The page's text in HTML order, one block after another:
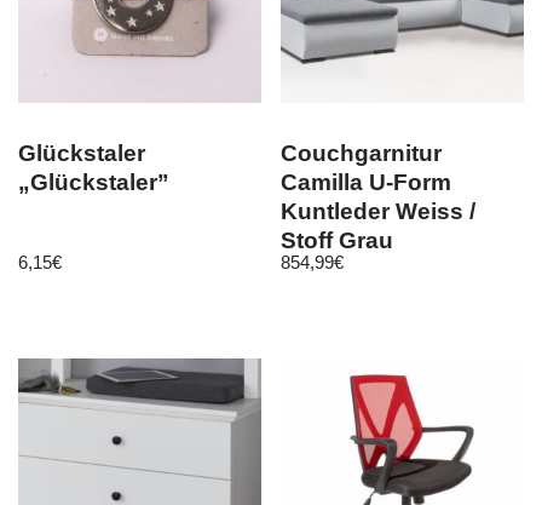
Glückstaler
„Glückstaler”
6,15€
Couchgarnitur
Camilla U-Form
Kuntleder Weiss /
Stoff Grau
854,99€